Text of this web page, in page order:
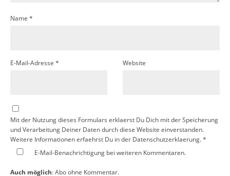
Name *
E-Mail-Adresse * Website
Mit der Nutzung dieses Formulars erklaerst Du Dich mit der Speicherung
und Verarbeitung Deiner Daten durch diese Website einverstanden.
Weitere Informationen erfaehrst Du in der Datenschutzerklaerung.*
E-Mail-Benachrichtigung bei weiteren Kommentaren.
Auch möglich:Abo ohne Kommentar.